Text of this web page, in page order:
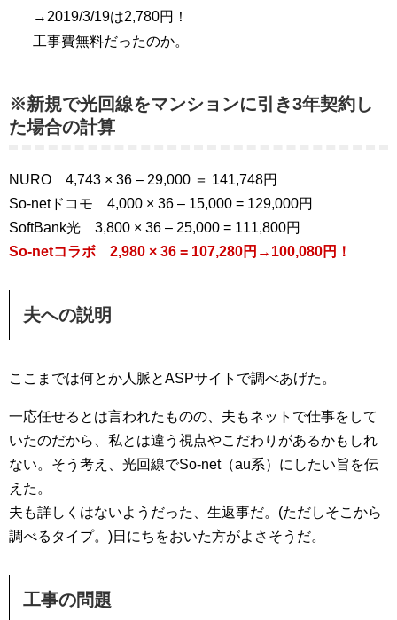
→2019/3/19は2,780円！
工事費無料だったのか。
※新規で光回線をマンションに引き3年契約し
た場合の計算
NURO 4,743 × 36 – 29,000 ＝ 141,748円
So-netドコモ 4,000 × 36 – 15,000 = 129,000円
SoftBank光 3,800 × 36 – 25,000 = 111,800円
So-netコラボ 2,980 × 36 = 107,280円→100,080円！
夫への説明
ここまでは何とか人脈とASPサイトで調べあげた。
一応任せるとは言われたものの、夫もネットで仕事をして
いたのだから、私とは違う視点やこだわりがあるかもしれ
ない。そう考え、光回線でSo-net（au系）にしたい旨を伝
えた。
夫も詳しくはないようだった、生返事だ。(ただしそこから
調べるタイプ。)日にちをおいた方がよさそうだ。
工事の問題